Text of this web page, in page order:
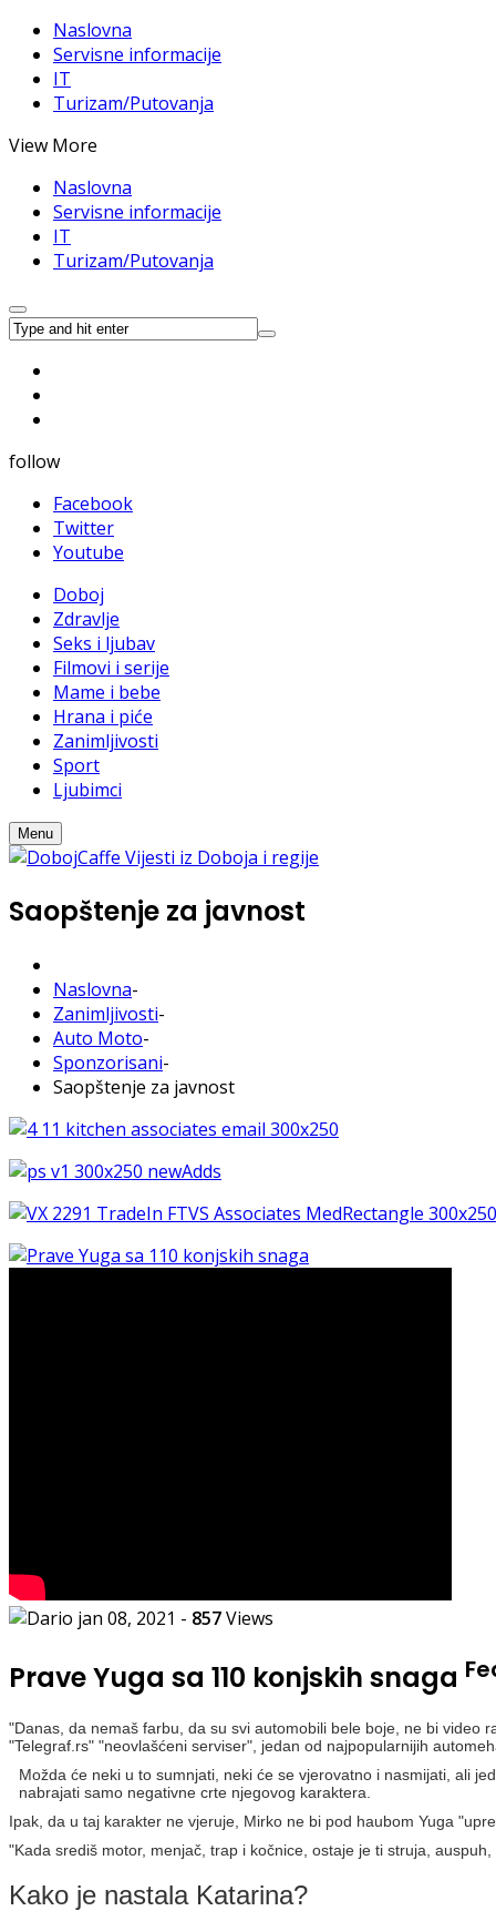
Naslovna
Servisne informacije
IT
Turizam/Putovanja
View More
Naslovna
Servisne informacije
IT
Turizam/Putovanja
follow
Facebook
Twitter
Youtube
Doboj
Zdravlje
Seks i ljubav
Filmovi i serije
Mame i bebe
Hrana i piće
Zanimljivosti
Sport
Ljubimci
Menu
Saopštenje za javnost
Naslovna-
Zanimljivosti-
Auto Moto-
Sponzorisani-
Saopštenje za javnost
jan 08, 2021 - 857Views
Prave Yuga sa 110 konjskih snaga
"Danas, da nemaš farbu, da su svi automobili bele boje, ne bi video
"Telegraf.rs" "neovlašćeni serviser", jedan od najpopularnijih
Možda će neki u to sumnjati, neki će se vjerovatno i nasmijati, ali
nabrajati samo negativne crte njegovog karaktera.
Ipak, da u taj karakter ne vjeruje, Mirko ne bi pod haubom Yuga
"Kada središ motor, menjač, trap i kočnice, ostaje je ti struja,
Kako je nastala Katarina?